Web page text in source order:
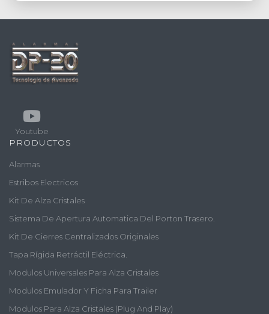
Youtube
PRODUCTOS
Alarmas
Estribos Electricos
Kit De Alza Cristales
Sistema De Apertura Automatica Del Porton Trasero.
Kit De Cierres Centralizados Originales
Tapa Rígida Retráctil Eléctrica.
Modulos Universales Para Alza Cristales
Modulos Emulador Y Ficha Para Trailer
Modulos Para Alza Cristales (plug And Play)